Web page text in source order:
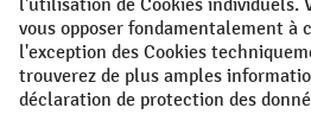
Soutien et conseils sous:
0800 35 211
Gratuitement depuis toute Belgique